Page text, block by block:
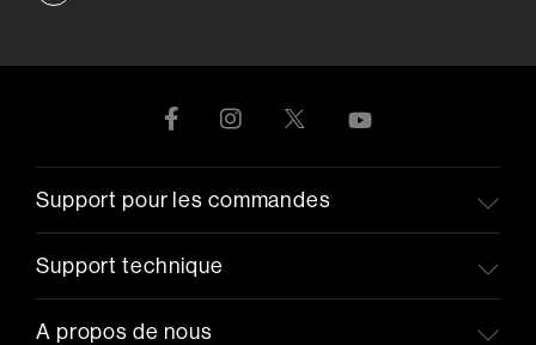
Support pour les commandes
Support technique
A propos de nous